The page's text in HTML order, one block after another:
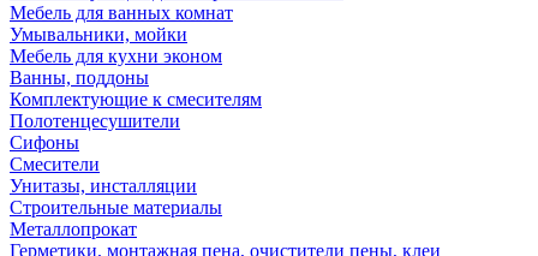
Мебель для ванных комнат
Умывальники, мойки
Мебель для кухни эконом
Ванны, поддоны
Комплектующие к смесителям
Полотенцесушители
Сифоны
Смесители
Унитазы, инсталляции
Строительные материалы
Металлопрокат
Герметики, монтажная пена, очистители пены, клеи